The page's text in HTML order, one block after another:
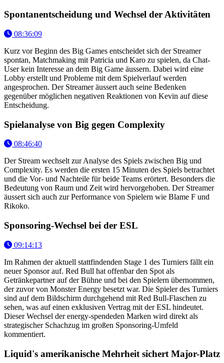
Spontanentscheidung und Wechsel der Aktivitäten
08:36:09
Kurz vor Beginn des Big Games entscheidet sich der Streamer
spontan, Matchmaking mit Patricia und Karo zu spielen, da Chat-
User kein Interesse an dem Big Game äussern. Dabei wird eine
Lobby erstellt und Probleme mit dem Spielverlauf werden
angesprochen. Der Streamer äussert auch seine Bedenken
gegenüber möglichen negativen Reaktionen von Kevin auf diese
Entscheidung.
Spielanalyse von Big gegen Complexity
08:46:40
Der Stream wechselt zur Analyse des Spiels zwischen Big und
Complexity. Es werden die ersten 15 Minuten des Spiels betrachtet
und die Vor- und Nachteile für beide Teams erörtert. Besonders die
Bedeutung von Raum und Zeit wird hervorgehoben. Der Streamer
äussert sich auch zur Performance von Spielern wie Blame F und
Rikoko.
Sponsoring-Wechsel bei der ESL
09:14:13
Im Rahmen der aktuell stattfindenden Stage 1 des Turniers fällt ein
neuer Sponsor auf. Red Bull hat offenbar den Spot als
Getränkepartner auf der Bühne und bei den Spielern übernommen,
der zuvor von Monster Energy besetzt war. Die Spieler des Turniers
sind auf dem Bildschirm durchgehend mit Red Bull-Flaschen zu
sehen, was auf einen exklusiven Vertrag mit der ESL hindeutet.
Dieser Wechsel der energy-spendeden Marken wird direkt als
strategischer Schachzug im großen Sponsoring-Umfeld
kommentiert.
Liquid's amerikanische Mehrheit sichert Major-Platz